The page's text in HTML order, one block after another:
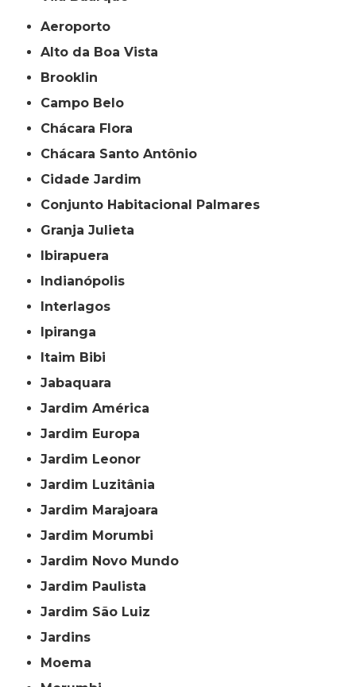
Aeroporto
Alto da Boa Vista
Brooklin
Campo Belo
Chácara Flora
Chácara Santo Antônio
Cidade Jardim
Conjunto Habitacional Palmares
Granja Julieta
Ibirapuera
Indianópolis
Interlagos
Ipiranga
Itaim Bibi
Jabaquara
Jardim América
Jardim Europa
Jardim Leonor
Jardim Luzitânia
Jardim Marajoara
Jardim Morumbi
Jardim Novo Mundo
Jardim Paulista
Jardim São Luiz
Jardins
Moema